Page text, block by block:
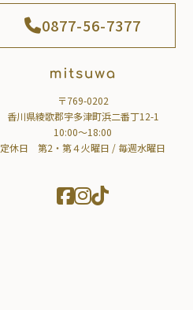
0877-56-7377
〒769-0202
香川県綾歌郡宇多津町浜二番丁12-1
10:00～18:00
定休日 第2・第４火曜日 / 毎週水曜日